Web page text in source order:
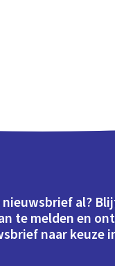
al?
te melden en
naar keuze